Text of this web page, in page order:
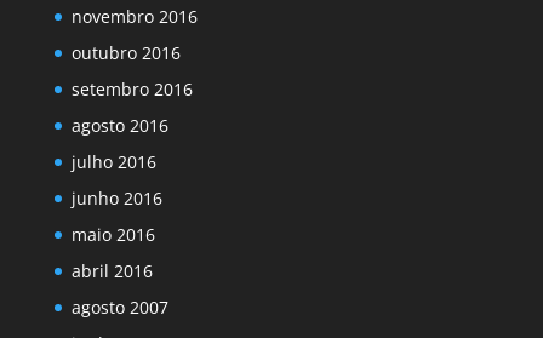
novembro 2016
outubro 2016
setembro 2016
agosto 2016
julho 2016
junho 2016
maio 2016
abril 2016
agosto 2007